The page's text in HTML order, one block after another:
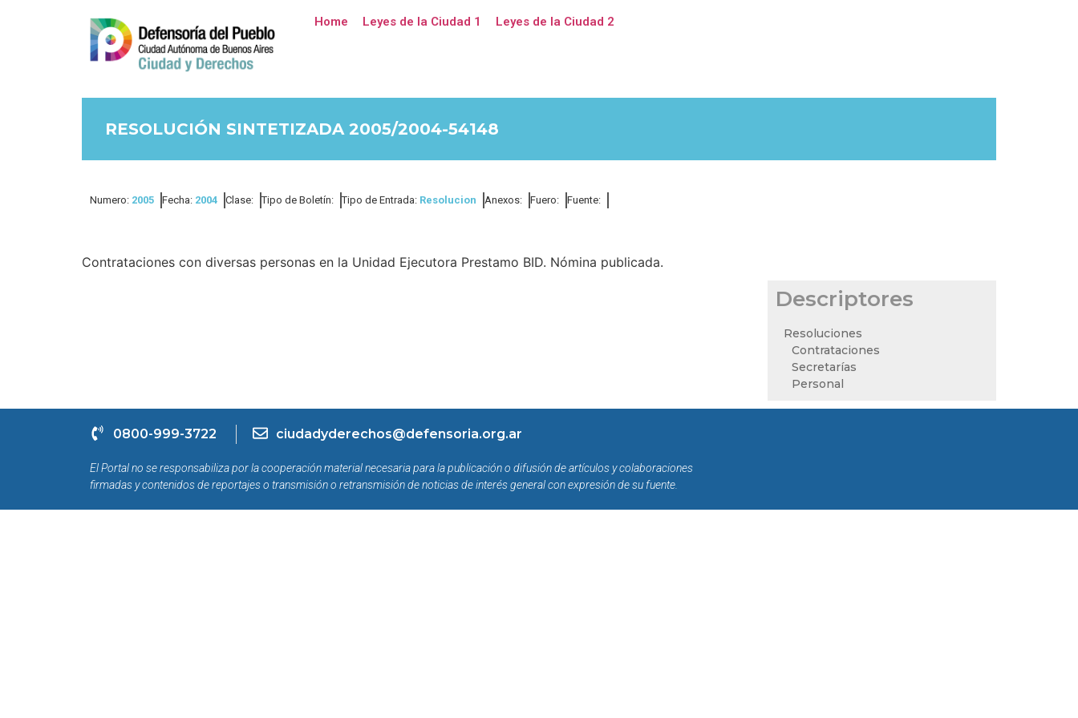
Home Leyes de la Ciudad 1 Leyes de la Ciudad 2
RESOLUCIÓN SINTETIZADA 2005/2004-54148
Numero: 2005 Fecha: 2004 Clase: Tipo de Boletín: Tipo de Entrada: Resolucion Anexos: Fuero: Fuente:
Contrataciones con diversas personas en la Unidad Ejecutora Prestamo BID. Nómina publicada.
Descriptores
Resoluciones
Contrataciones
Secretarías
Personal
0800-999-3722 ciudadyderechos@defensoria.org.ar
El Portal no se responsabiliza por la cooperación material necesaria para la publicación o difusión de artículos y colaboraciones
firmadas y contenidos de reportajes o transmisión o retransmisión de noticias de interés general con expresión de su fuente.